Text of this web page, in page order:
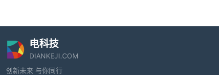
电科技
DIANKEJI.COM
创新未来 与你同行